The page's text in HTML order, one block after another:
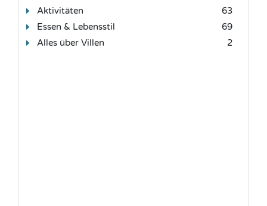
Aktivitäten
63
Essen & Lebensstil
69
Alles über Villen
2